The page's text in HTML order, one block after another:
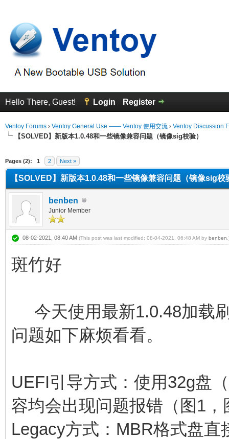
Hello There, Guest! Login Register
Ventoy Forums › Ventoy General Use —— Ventoy 使用交流 › Ventoy Discussion
【SOLVED】新版本1.0.48和一些镜像兼容问题（镜像sig校验）
Pages (2): 1 2 Next »
【SOLVED】新版本1.0.48和一些镜像兼容问题（镜像sig校
benben
Junior Member
08-02-2021, 08:40 AM (This post was last modified: 08-04-2021, 06:48 AM by benben
斑竹好
今天使用最新1.0.48加载
问题如下麻烦看看。
UEFI引导方式：使用32g盘
容均会出现问题报错（图1，
Legacy方式：MBR格式盘